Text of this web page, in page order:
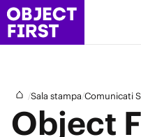
/Sala stampa/Comunicati
Object